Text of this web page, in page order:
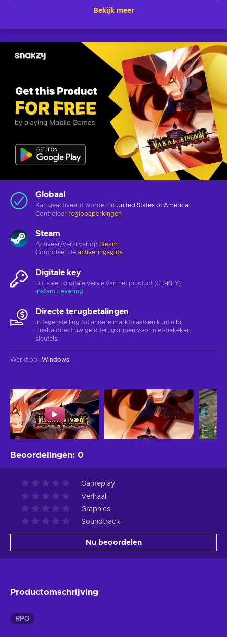
Bekijk meer
Globaal
Kan geactiveerd worden in United States of America
Controleer regiobeperkingen
Steam
Activeer/verzilver op Steam
Controleer de activeringsgids
Digitale key
Dit is een digitale versie van het product (CD-KEY)
Instant Levering
Directe terugbetalingen
In tegenstelling tot andere marktplaatsen kunt u bij
Eneba direct uw geld terugkrijgen voor niet-bekeken
sleutels.
Werkt op: Windows
Beoordelingen: 0
Gameplay
Verhaal
Graphics
Soundtrack
Nu beoordelen
Productomschrijving
RPG